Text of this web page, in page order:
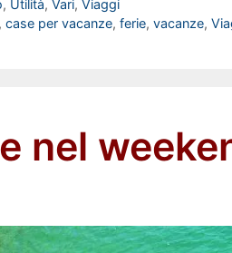
, Utilità, Vari, Viaggi
case per vacanze, ferie, vacanze,
nel